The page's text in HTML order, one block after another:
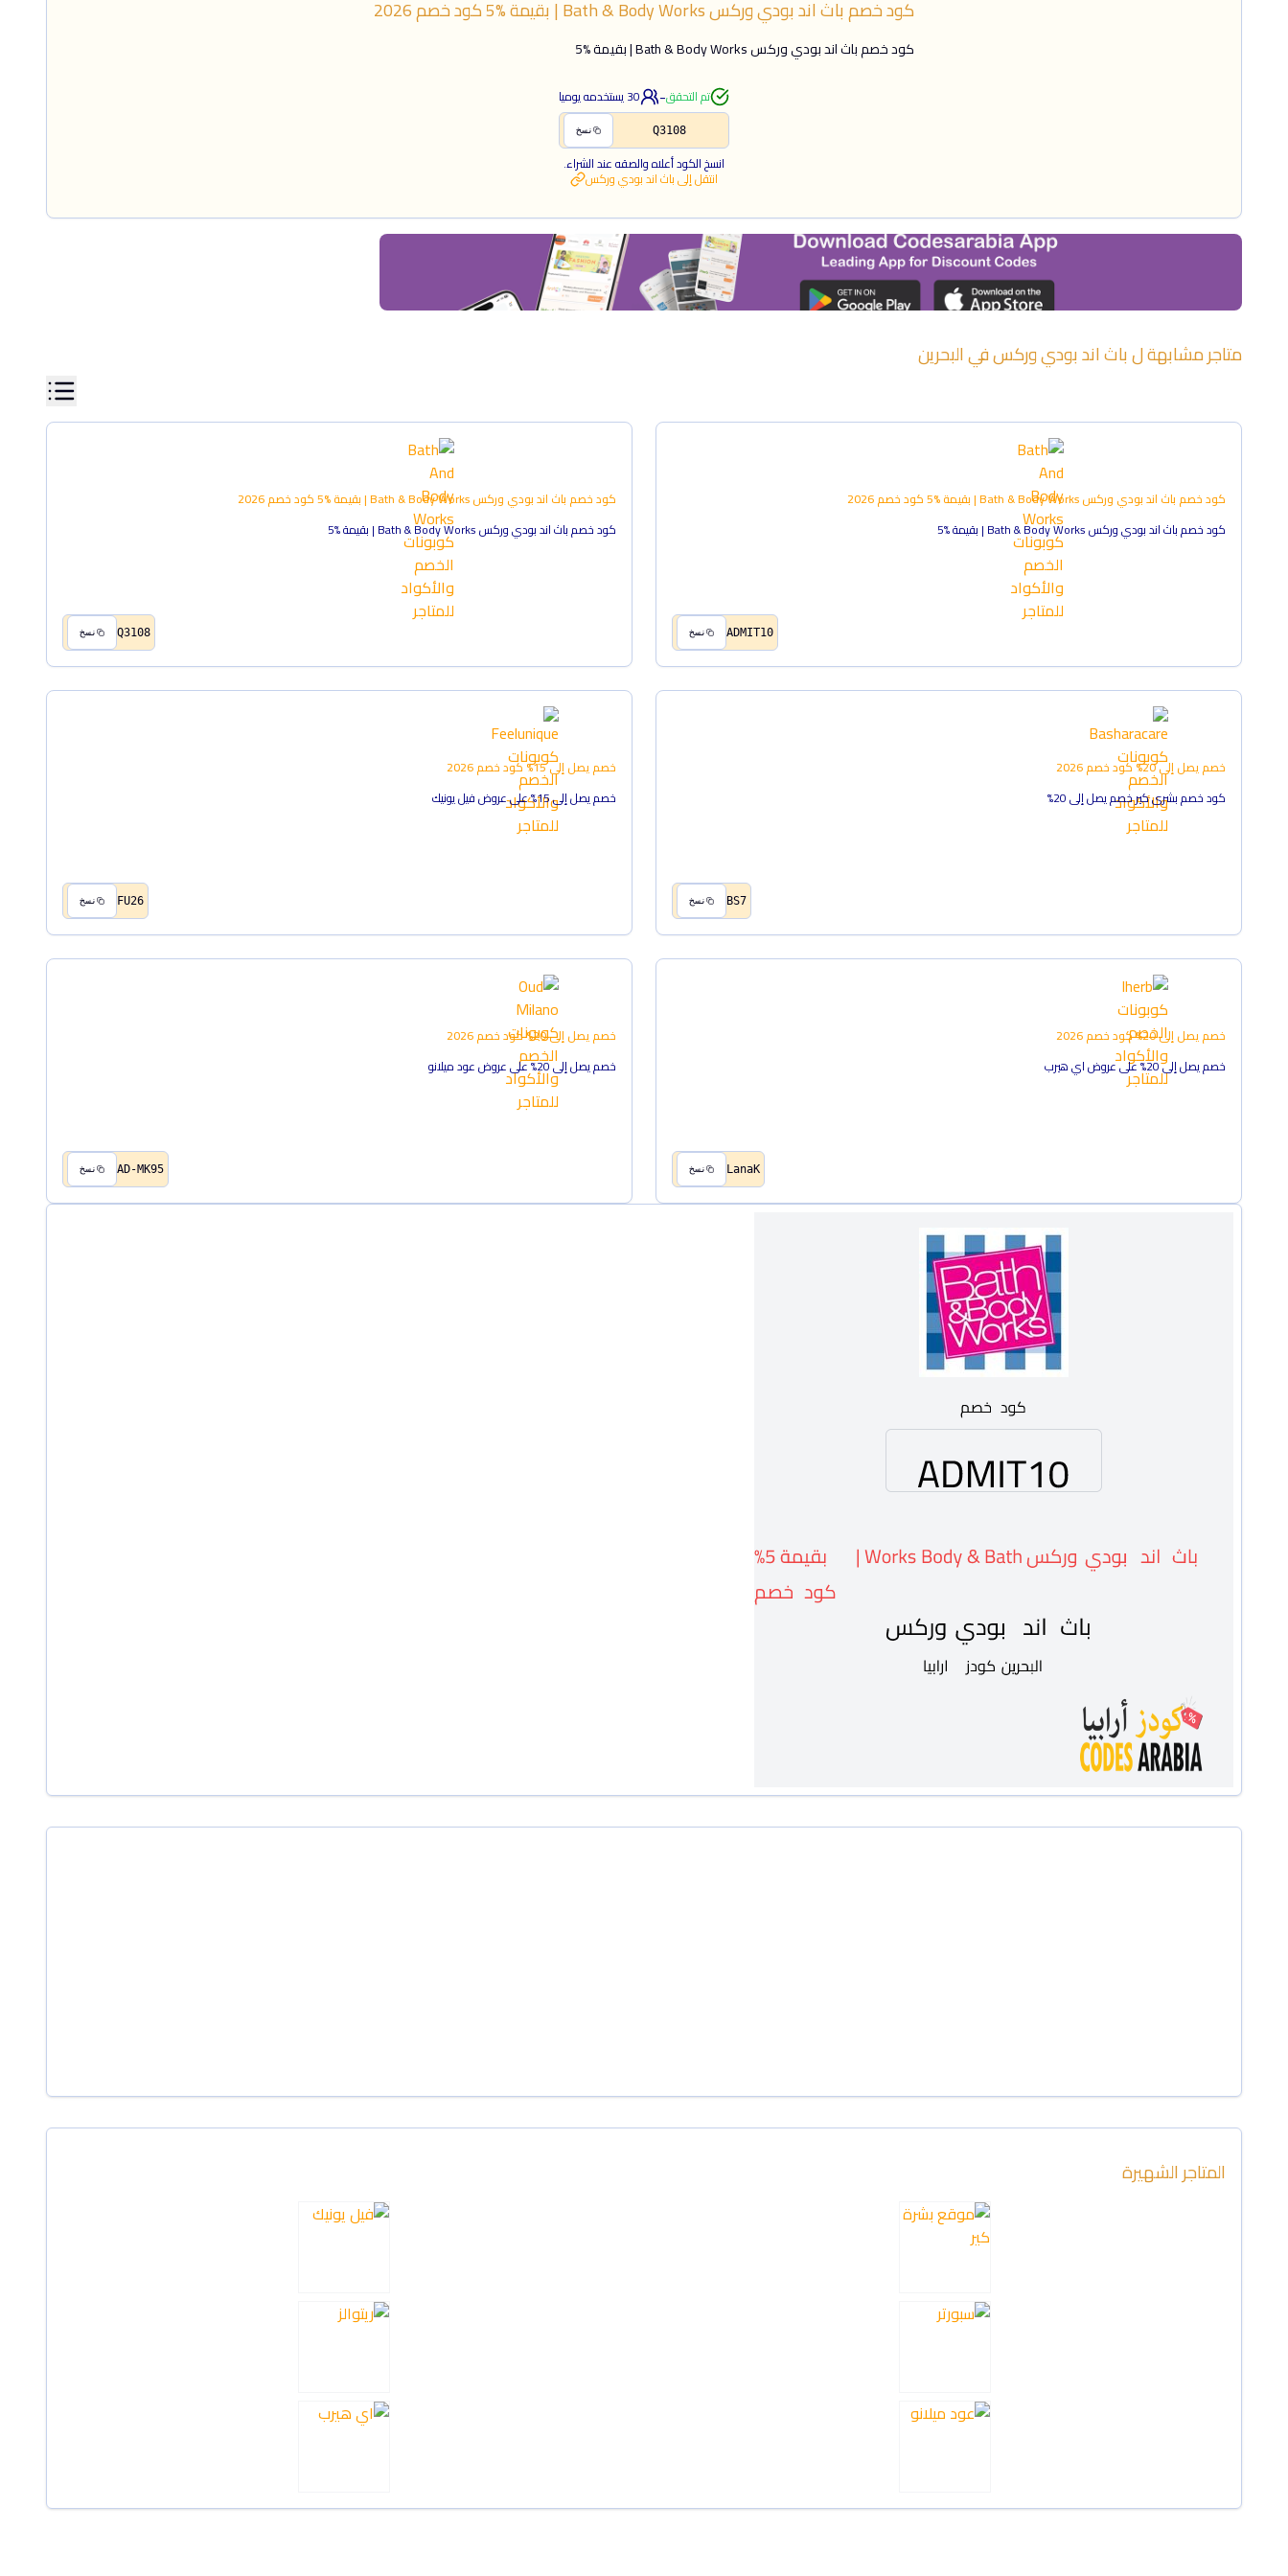
كود خصم باث اند بودي وركس Bath & Body Works | بقيمة %5 كود خصم2026
كود خصم باث اند بودي وركس Bath & Body Works | بقيمة %5
تم التحقق-
30يستخدمه يوميا
Q3108 نسخ
انسخ الكود أعلاه والصقه عند الشراء.
انتقل إلىباث اند بودي وركس
متاجر مشابهة لباث اند بودي وركسفيالبحرين
كود خصم باث اند بودي وركس Bath & Body Works | بقيمة %5 كود خصم2026
كود خصم باث اند بودي وركس Bath & Body Works | بقيمة %5
ADMIT10 نسخ
كود خصم باث اند بودي وركس Bath & Body Works | بقيمة %5 كود خصم2026
كود خصم باث اند بودي وركس Bath & Body Works | بقيمة %5
Q3108 نسخ
خصم يصل إلى 20% كود خصم2026
كود خصم بشرى كير خصم يصل إلى 20%
BS7 نسخ
خصم يصل إلى 15% كود خصم2026
خصم يصل إلى 15% على عروض فيل يونيك
FU26 نسخ
خصم يصل إلى 20% كود خصم2026
خصم يصل إلى 20% على عروض اي هيرب
LanaK نسخ
خصم يصل إلى 20% كود خصم2026
خصم يصل إلى 20% على عروض عود ميلانو
AD-MK95 نسخ
المتاجر الشهيرة